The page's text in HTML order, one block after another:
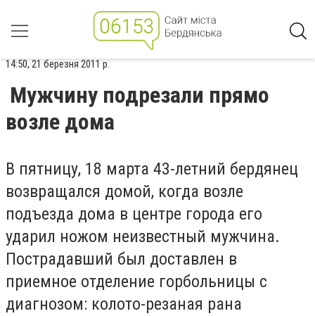
14:50, 21 березня 2011 р.
Мужчину подрезали прямо
возле дома
В пятницу, 18 марта 43-летний бердянец
возвращался домой, когда возле
подъезда дома в центре города его
ударил ножом неизвестный мужчина.
Пострадавший был доставлен в
приемное отделение горбольницы с
диагнозом: колото-резаная рана